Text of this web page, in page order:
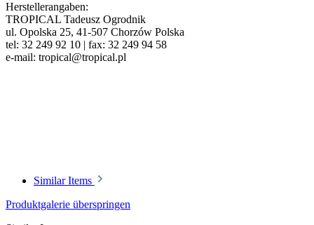
Herstellerangaben:
TROPICAL Tadeusz Ogrodnik
ul. Opolska 25, 41-507 Chorzów Polska
tel: 32 249 92 10 | fax: 32 249 94 58
e-mail: tropical@tropical.pl
Similar Items
Produktgalerie überspringen